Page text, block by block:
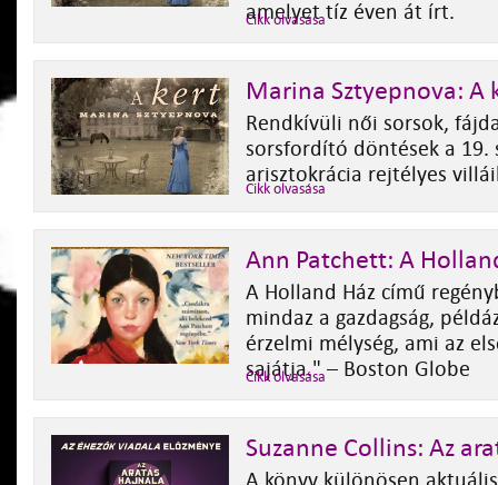
amelyet tíz éven át írt.
Cikk olvasása
Marina Sztyepnova: A
Rendkívüli női sorsok,
sorsfordító döntések a 19.
arisztokrácia rejtélyes
Cikk olvasása
Ann Patchett: A
A Holland Ház című
mindaz a gazdagság,
érzelmi mélység, ami az
sajátja." – Boston Globe
Cikk olvasása
Suzanne Collins: Az
A könyv különösen